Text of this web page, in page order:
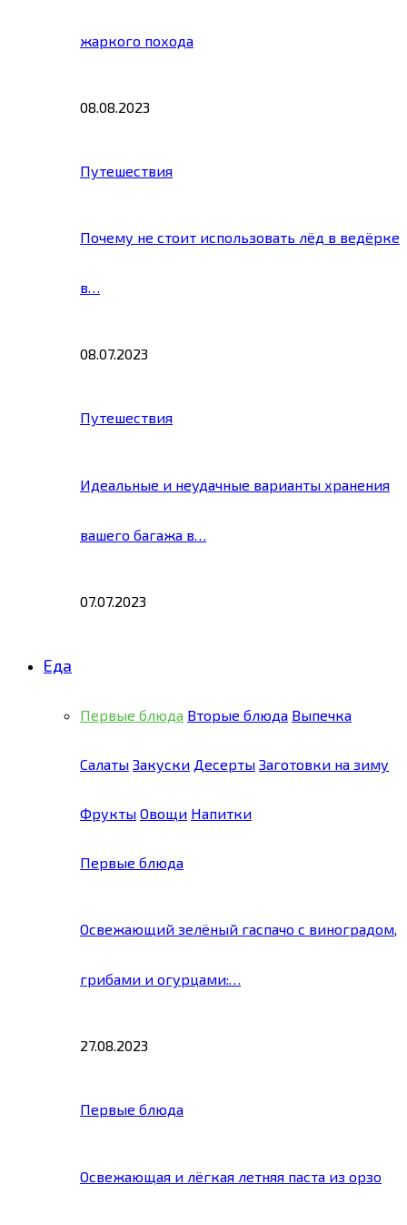
жаркого похода
08.08.2023
Путешествия
Почему не стоит использовать лёд в ведёрке
в…
08.07.2023
Путешествия
Идеальные и неудачные варианты хранения
вашего багажа в…
07.07.2023
Еда
Первые блюда Вторые блюда Выпечка
Салаты Закуски Десерты Заготовки на зиму
Фрукты Овощи Напитки
Первые блюда
Освежающий зелёный гаспачо с виноградом,
грибами и огурцами:…
27.08.2023
Первые блюда
Освежающая и лёгкая летняя паста из орзо